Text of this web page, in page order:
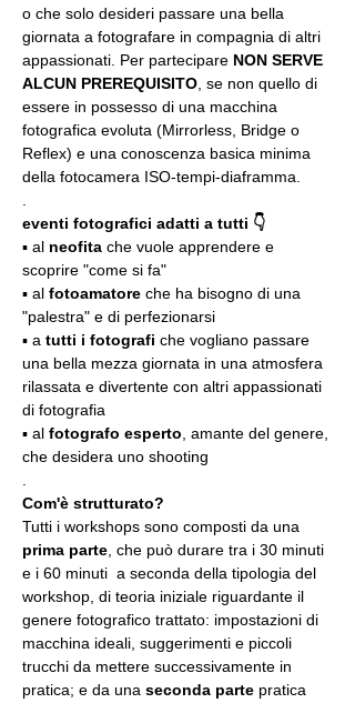
o che solo desideri passare una bella
giornata a fotografare in compagnia di altri
appassionati. Per partecipare NON SERVE
ALCUN PREREQUISITO , se non quello di
essere in possesso di una macchina
fotografica evoluta (Mirrorless, Bridge o
Reflex) e una conoscenza basica minima
della fotocamera ISO-tempi-diaframma.
eventi fotografici adatti a tutti 👇
▪️ al neofita che vuole apprendere e
scoprire "come si fa"
▪️ al fotoamatore che ha bisogno di una
"palestra" e di perfezionarsi
▪️ a tutti i fotografi che vogliano passare
una bella mezza giornata in una atmosfera
rilassata e divertente con altri appassionati
di fotografia
▪️ al fotografo esperto , amante del genere,
che desidera uno shooting
Com'è strutturato?
Tutti i workshops sono composti da una
prima parte , che può durare tra i 30 minuti
e i 60 minuti  a seconda della tipologia del
workshop, di teoria iniziale riguardante il
genere fotografico trattato: impostazioni di
macchina ideali, suggerimenti e piccoli
trucchi da mettere successivamente in
pratica; e da una seconda parte pratica